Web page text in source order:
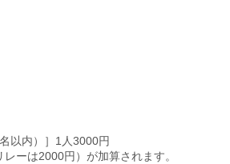
以内）］1人3000円
ーは2000円）が加算されます。